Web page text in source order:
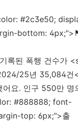
#2c3e50;
bottom:
록된 폭행 건수가
25년 35,084건
요. 인구 550만 명
#888888; font-
top: 6px;">출